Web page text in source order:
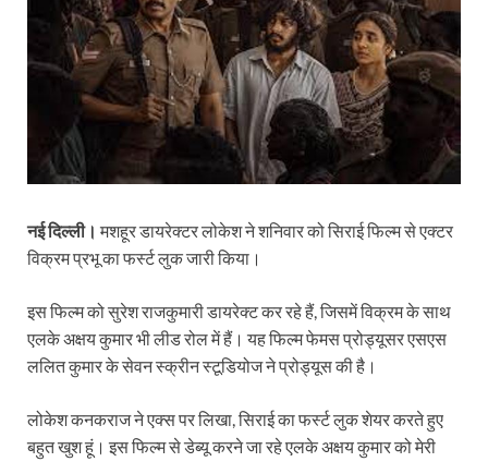
नई दिल्ली।मशहूर डायरेक्टर लोकेश ने शनिवार को सिराई फिल्म से एक्टर
विक्रम प्रभू का फर्स्ट लुक जारी किया।
इस फिल्म को सुरेश राजकुमारी डायरेक्ट कर रहे हैं, जिसमें विक्रम के साथ
एलके अक्षय कुमार भी लीड रोल में हैं। यह फिल्म फेमस प्रोड्यूसर एसएस
ललित कुमार के सेवन स्क्रीन स्टूडियोज ने प्रोड्यूस की है।
लोकेश कनकराज ने एक्स पर लिखा, सिराई का फर्स्ट लुक शेयर करते हुए
बहुत खुश हूं। इस फिल्म से डेब्यू करने जा रहे एलके अक्षय कुमार को मेरी